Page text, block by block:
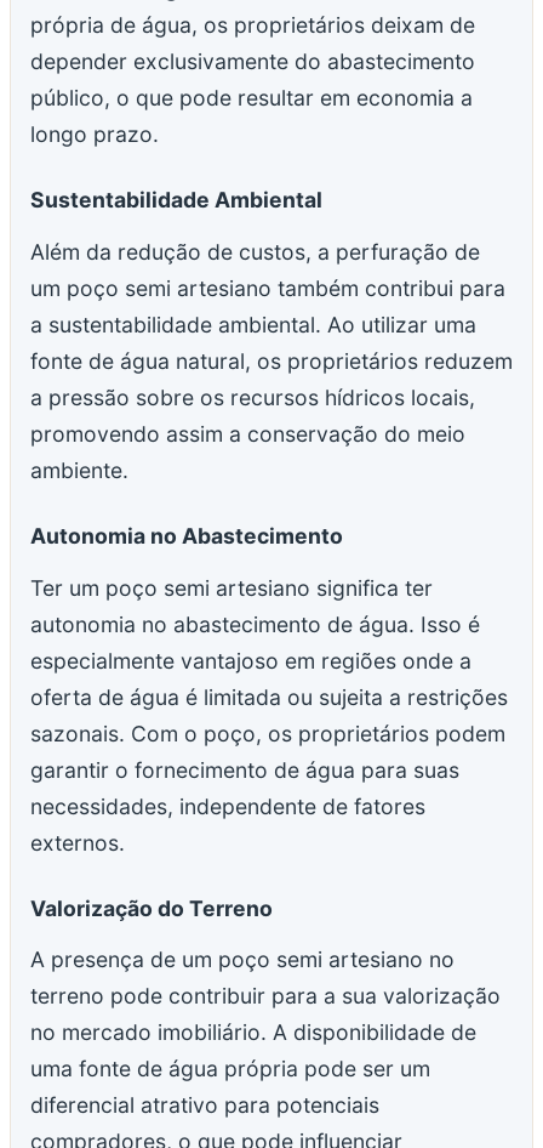
própria de água, os proprietários deixam de
depender exclusivamente do abastecimento
público, o que pode resultar em economia a
longo prazo.
Sustentabilidade Ambiental
Além da redução de custos, a perfuração de
um poço semi artesiano também contribui para
a sustentabilidade ambiental. Ao utilizar uma
fonte de água natural, os proprietários reduzem
a pressão sobre os recursos hídricos locais,
promovendo assim a conservação do meio
ambiente.
Autonomia no Abastecimento
Ter um poço semi artesiano significa ter
autonomia no abastecimento de água. Isso é
especialmente vantajoso em regiões onde a
oferta de água é limitada ou sujeita a restrições
sazonais. Com o poço, os proprietários podem
garantir o fornecimento de água para suas
necessidades, independente de fatores
externos.
Valorização do Terreno
A presença de um poço semi artesiano no
terreno pode contribuir para a sua valorização
no mercado imobiliário. A disponibilidade de
uma fonte de água própria pode ser um
diferencial atrativo para potenciais
compradores, o que pode influenciar